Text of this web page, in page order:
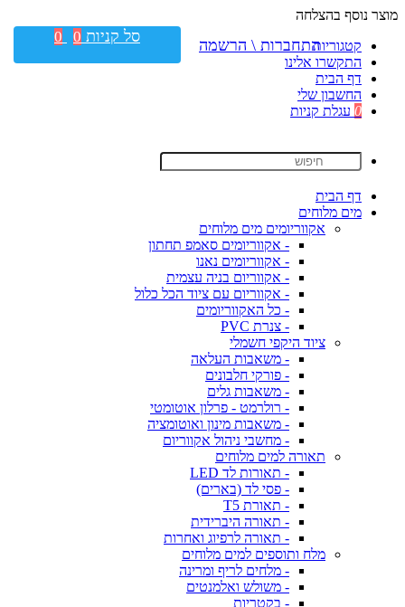
מוצר נוסף בהצלחה
קטגוריות
התקשרו אלינו
דף הבית
החשבון שלי
0 עגלת קניות
דף הבית
מים מלוחים
אקווריומים מים מלוחים
- אקווריומים סאמפ תחתון
- אקווריומים נאנו
- אקווריום בניה עצמית
- אקווריום עם ציוד הכל כלול
- כל האקווריומים
- צנרת PVC
ציוד היקפי חשמלי
- משאבות העלאה
- פורקי חלבונים
- משאבות גלים
- רולרמט - פרלון אוטומטי
- משאבות מינון ואוטומציה
- מחשבי ניהול אקווריום
תאורה למים מלוחים
- תאורות לד LED
- פסי לד (בארים)
- תאורת T5
- תאורה היברידית
- תאורה לרפיוג ואחרות
מלח ותוספים למים מלוחים
- מלחים לריף ומרינה
- משולש ואלמנטים
- בקטריות
התחברות \ הרשמה סל קניות 0
0